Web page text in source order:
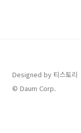
거길 및 청학동을 출발
Designed by 티스토리
© Daum Corp.